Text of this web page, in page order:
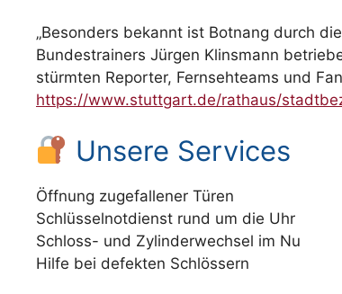
„Besonders bekannt ist Botnang durch
Bundestrainers Jürgen Klinsmann
stürmten Reporter, Fernsehteams und
https://www.stuttgart.de/rathaus/
Unsere Services
Öffnung zugefallener Türen
Schlüsselnotdienst rund um die Uhr
Schloss- und Zylinderwechsel im Nu
Hilfe bei defekten Schlössern